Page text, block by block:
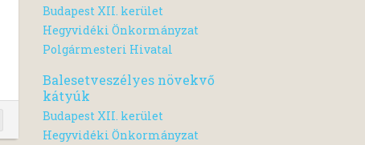
Budapest XII. kerület
Hegyvidéki Önkormányzat
Polgármesteri Hivatal
Balesetveszélyes növekvő
kátyúk
Budapest XII. kerület
Hegyvidéki Önkormányzat